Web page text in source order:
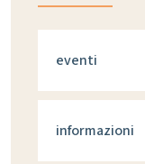
eventi
informazioni